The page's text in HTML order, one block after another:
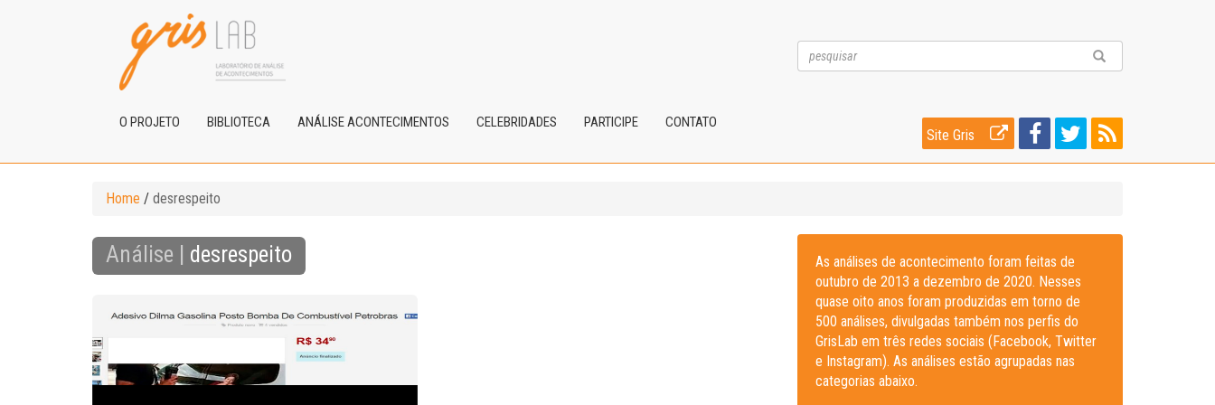
O PROJETO BIBLIOTECA ANÁLISE ACONTECIMENTOS CELEBRIDADES PARTICIPE CONTATO
Site Gris
Home / desrespeito
Análise | desrespeito
As análises de acontecimento foram feitas de
outubro de 2013 a dezembro de 2020. Nesses
quase oito anos foram produzidas em torno de
500 análises, divulgadas também nos perfis do
GrisLab em três redes sociais (Facebook, Twitter
e Instagram). As análises estão agrupadas nas
categorias abaixo.